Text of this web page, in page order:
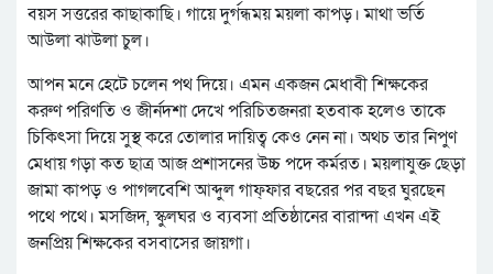
বয়স সত্তরের কাছাকাছি। গায়ে দুর্গন্ধময় ময়লা কাপড়। মাথা ভর্তি
আউলা ঝাউলা চুল।
আপন মনে হেটে চলেন পথ দিয়ে। এমন একজন মেধাবী শিক্ষকের
করুণ পরিণতি ও জীর্নদশা দেখে পরিচিতজনরা হতবাক হলেও তাকে
চিকিৎসা দিয়ে সুস্থ করে তোলার দায়িত্ব কেও নেন না। অথচ তার নিপুণ
মেধায় গড়া কত ছাত্র আজ প্রশাসনের উচ্চ পদে কর্মরত। ময়লাযুক্ত ছেড়া
জামা কাপড় ও পাগলবেশি আব্দুল গাফ্ফার বছরের পর বছর ঘুরছেন
পথে পথে। মসজিদ, স্কুলঘর ও ব্যবসা প্রতিষ্ঠানের বারান্দা এখন এই
জনপ্রিয় শিক্ষকের বসবাসের জায়গা।